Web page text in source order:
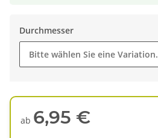
Durchmesser
Bitte wählen Sie eine Variation.
ab 6,95 €